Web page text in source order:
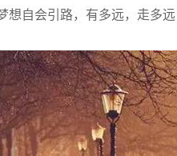
想自会引路，有多远，走多